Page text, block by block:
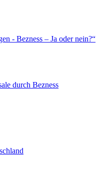
- Bezness – Ja oder nein?“
durch Bezness